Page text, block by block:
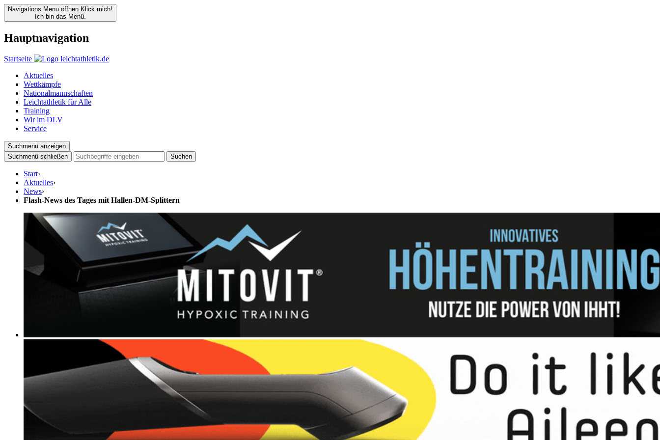
Navigations Menu öffnen Klick mich!
Ich bin das Menü.
Hauptnavigation
Startseite
Aktuelles
Wettkämpfe
Nationalmannschaften
Leichtathletik für Alle
Training
Wir im DLV
Service
Suchmenü anzeigen
Suchmenü schließen
Suchen
Start›
Aktuelles›
News›
Flash-News des Tages mit Hallen-DM-Splittern